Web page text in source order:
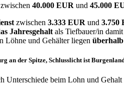
40.000 EUR und 45.000
zwischen 3.333 EUR und 3.750
Jahresgehalt als Tiefbauer/in
Löhne und Gehälter liegen
an der Spitze, Schlusslicht ist
Unterschiede beim Lohn und